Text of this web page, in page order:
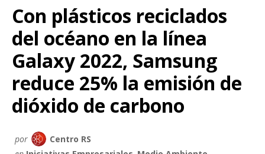
Con plásticos reciclados
del océano en la línea
Galaxy 2022, Samsung
reduce 25% la emisión de
dióxido de carbono
por
Centro RS